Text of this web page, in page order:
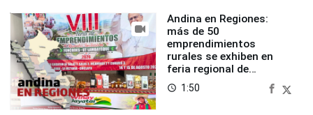
Andina en Regiones:
más de 50
emprendimientos
rurales se exhiben en
feria regional de
Foncodes
access_time 1:50